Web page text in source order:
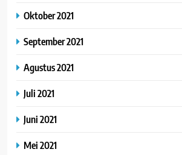
Oktober 2021
September 2021
Agustus 2021
Juli 2021
Juni 2021
Mei 2021